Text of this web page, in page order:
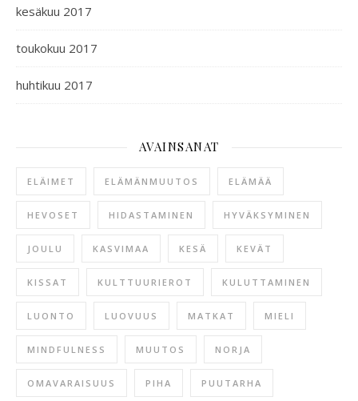
kesäkuu 2017
toukokuu 2017
huhtikuu 2017
AVAINSANAT
ELÄIMET ELÄMÄNMUUTOS ELÄMÄÄ
HEVOSET HIDASTAMINEN HYVÄKSYMINEN
JOULU KASVIMAA KESÄ KEVÄT
KISSAT KULTTUURIEROT KULUTTAMINEN
LUONTO LUOVUUS MATKAT MIELI
MINDFULNESS MUUTOS NORJA
OMAVARAISUUS PIHA PUUTARHA